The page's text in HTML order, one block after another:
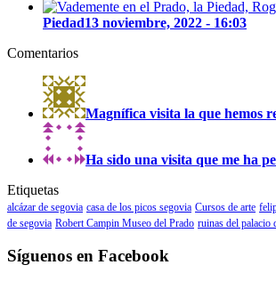
Piedad13 noviembre, 2022 - 16:03
Comentarios
Magnífica visita la que hemos
Ha sido una visita que me ha
Etiquetas
alcázar de segovia casa de los picos segovia Cursos de arte
de segovia Robert Campin Museo del Prado ruinas del palacio
Síguenos en Facebook